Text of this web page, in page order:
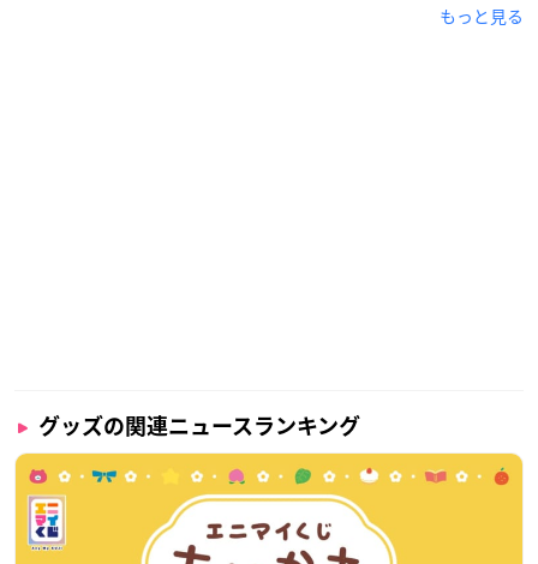
もっと見る
グッズの関連ニュースランキング